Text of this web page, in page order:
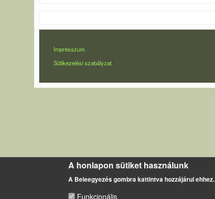
LÁBLÉC
Impresszum
Sütikezelési szabályzat
A honlapon sütiket használunk
A Beleegyezés gombra kattintva hozzájárul ehhez.
Funkcionális